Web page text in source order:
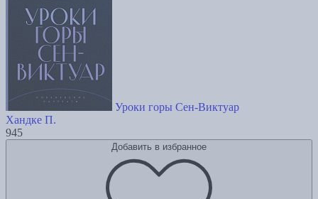
Уроки горы Сен-Виктуар
Хандке П.
945
Добавить в избранное